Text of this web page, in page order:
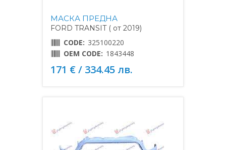
МАСКА ПРЕДНА
FORD TRANSIT ( от 2019)
CODE: 325100220
OEM CODE: 1843448
171 € / 334.45 лв.